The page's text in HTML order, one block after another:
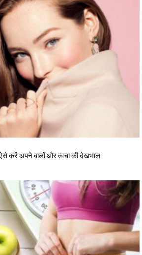
करें अपने बालों और त्वचा की देखभाल